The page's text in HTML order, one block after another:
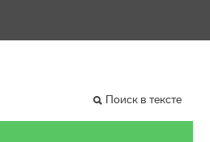
Поиск в тексте